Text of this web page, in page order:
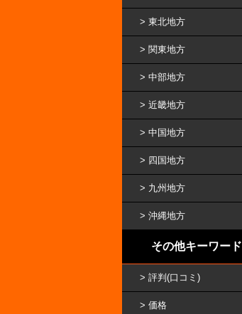
東北地方
関東地方
中部地方
近畿地方
中国地方
四国地方
九州地方
沖縄地方
その他キーワード
評判(口コミ)
価格